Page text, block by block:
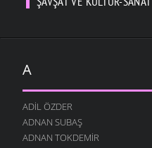
A
ADIL ÖZDER
ADNAN SUBAŞ
ADNAN TOKDEMIR